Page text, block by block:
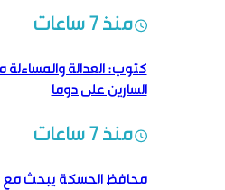
منذ 7 ساعات
كتوب: العدالة
السارين على دوما
منذ 7 ساعات
محافظ الحسكة يبحث